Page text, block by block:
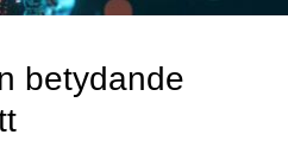
betydande